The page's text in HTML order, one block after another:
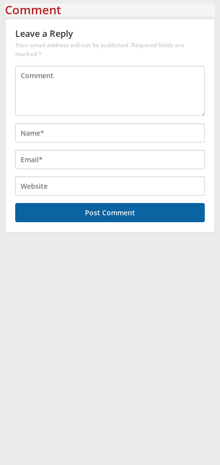
Comment
Leave a Reply
Your email address will not be published. Required fields are
marked*